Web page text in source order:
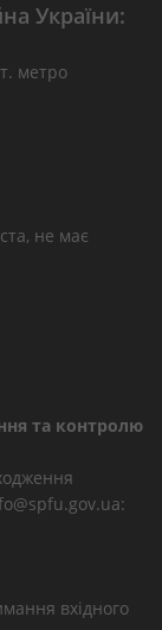
України:
метро
не має
та контролю
вхідного